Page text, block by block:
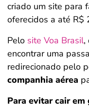
criado um site para
oferecidos a até R$
Pelo site Voa Brasil,
encontrar uma
redirecionado pelo
companhia aérea
Para evitar cair